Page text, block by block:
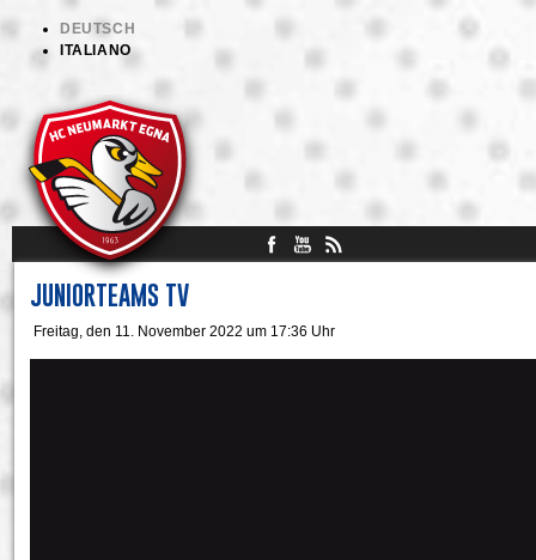
DEUTSCH
ITALIANO
JUNIORTEAMS TV
Freitag, den 11. November 2022 um 17:36 Uhr